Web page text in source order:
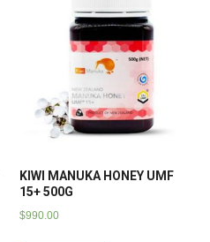
KIWI MANUKA HONEY UMF
15+ 500G
$990.00